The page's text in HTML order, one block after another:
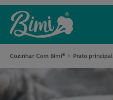
Cozinhar Com Bimi® Prato principal